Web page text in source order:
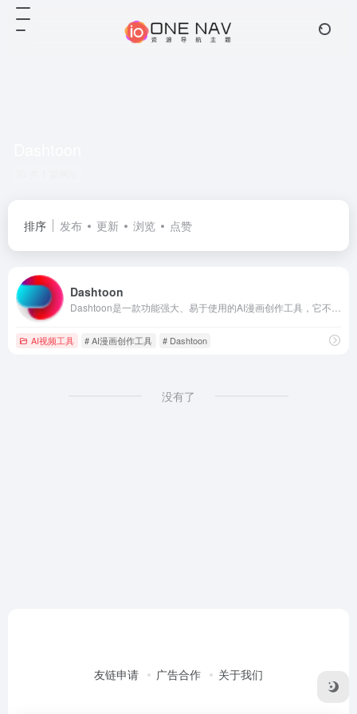
排序 发布 更新 浏览 点赞
Dashtoon
AI视频工具 # AI漫画创作工具 # Dashtoon
没有了
友链申请 广告合作 关于我们